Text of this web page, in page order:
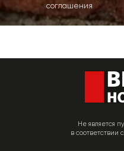
соглашения
Не является
в соответствии